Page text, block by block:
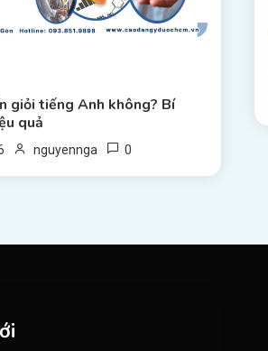
giỏi tiếng Anh không? Bí
quả
nguyennga 0